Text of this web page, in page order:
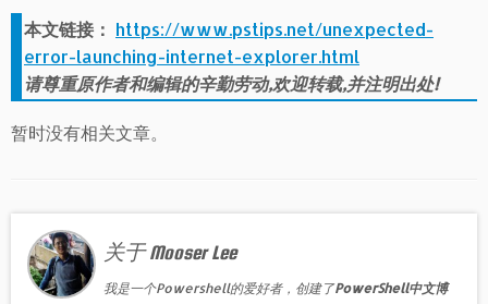
本文链接： https://www.pstips.net/unexpected-
error-launching-internet-explorer.html
请尊重原作者和编辑的辛勤劳动,欢迎转载,并注明出处!
暂时没有相关文章。
关于 Mooser Lee
我是一个Powershell的爱好者，创建了PowerShell中文博